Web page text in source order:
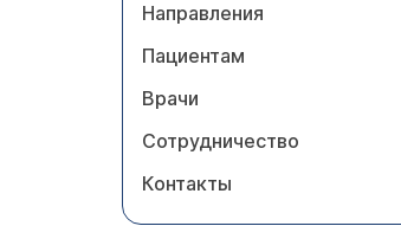
Направления
Пациентам
Врачи
Сотрудничество
Контакты